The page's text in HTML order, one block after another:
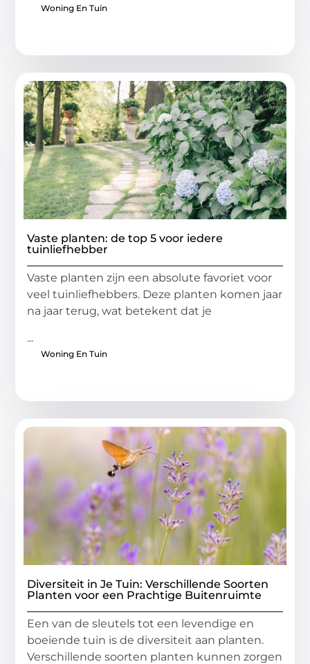
Woning En Tuin
Vaste planten: de top 5 voor iedere
tuinliefhebber
Vaste planten zijn een absolute favoriet voor
veel tuinliefhebbers. Deze planten komen jaar
na jaar terug, wat betekent dat je
...
Woning En Tuin
Diversiteit in Je Tuin: Verschillende Soorten
Planten voor een Prachtige Buitenruimte
Een van de sleutels tot een levendige en
boeiende tuin is de diversiteit aan planten.
Verschillende soorten planten kunnen zorgen